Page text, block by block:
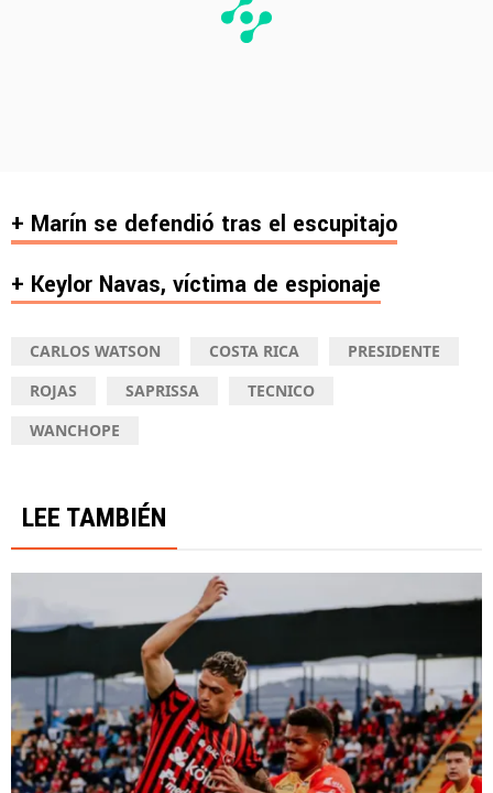
+ Marín se defendió tras el escupitajo
+ Keylor Navas, víctima de espionaje
CARLOS WATSON COSTA RICA
PRESIDENTE
ROJAS
SAPRISSA
TECNICO
WANCHOPE
LEE TAMBIÉN